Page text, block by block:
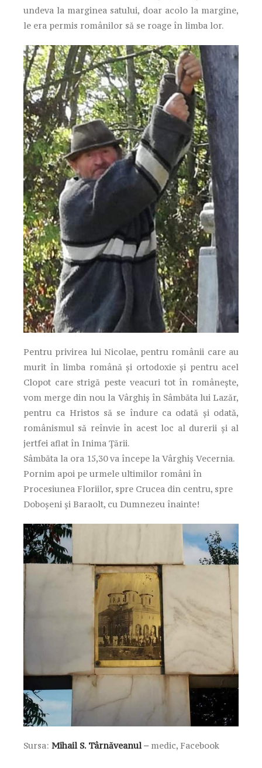
undeva la marginea satului, doar acolo la margine,
le era permis românilor să se roage în limba lor.
Pentru privirea lui Nicolae, pentru românii care au
murit în limba română și ortodoxie și pentru acel
Clopot care strigă peste veacuri tot în românește,
vom merge din nou la Vârghiș în Sâmbăta lui Lazăr,
pentru ca Hristos să se îndure ca odată și odată,
românismul să reînvie în acest loc al durerii și al
jertfei aflat în Inima Țării.
Sâmbăta la ora 15,30 va începe la Vârghiș Vecernia.
Pornim apoi pe urmele ultimilor români în
Procesiunea Floriilor, spre Crucea din centru, spre
Doboșeni și Baraolt, cu Dumnezeu înainte!
Sursa: Mihail S. Târnăveanul – medic, Facebook